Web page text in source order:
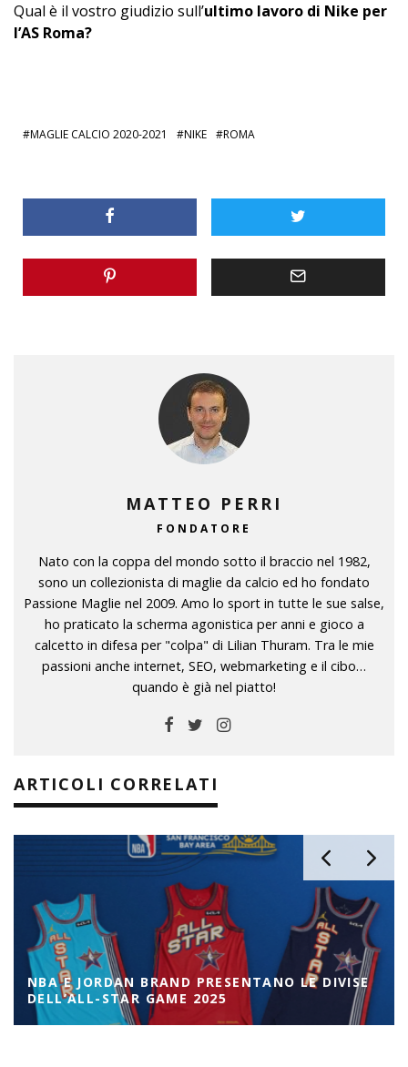
Qual è il vostro giudizio sull’ultimo lavoro di Nike per
l’AS Roma?
MAGLIE CALCIO 2020-2021 NIKE ROMA
MATTEO PERRI
FONDATORE
Nato con la coppa del mondo sotto il braccio nel 1982,
sono un collezionista di maglie da calcio ed ho fondato
Passione Maglie nel 2009. Amo lo sport in tutte le sue salse,
ho praticato la scherma agonistica per anni e gioco a
calcetto in difesa per "colpa" di Lilian Thuram. Tra le mie
passioni anche internet, SEO, webmarketing e il cibo…
quando è già nel piatto!
ARTICOLI CORRELATI
NBA E JORDAN BRAND PRESENTANO LE DIVISE
DELL’ALL-STAR GAME 2025